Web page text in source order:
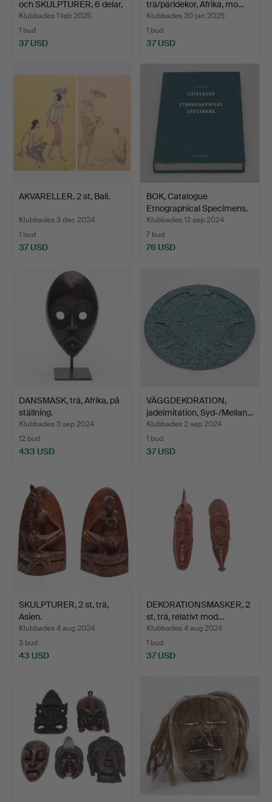
och SKULPTURER, 6 delar,
…
Klubbades 1 feb 2025
1 bud
37 USD
trä/pärldekor, Afrika, mo…
Klubbades 30 jan 2025
1 bud
37 USD
AKVARELLER, 2 st, Bali.
Klubbades 3 dec 2024
1 bud
37 USD
BOK, Catalogue
Etnographical Specimens.
Klubbades 12 sep 2024
7 bud
76 USD
DANSMASK, trä, Afrika, på
ställning.
Klubbades 3 sep 2024
12 bud
433 USD
VÄGGDEKORATION,
jadeimitation, Syd-/Mellan…
Klubbades 2 sep 2024
1 bud
37 USD
SKULPTURER, 2 st, trä,
Asien.
Klubbades 4 aug 2024
3 bud
43 USD
DEKORATIONSMASKER, 2
st, trä, relativt mod…
Klubbades 4 aug 2024
1 bud
37 USD